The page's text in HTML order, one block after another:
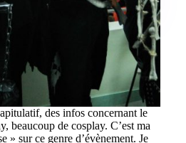
des infos concernant le
beaucoup de cosplay. C’est ma
» sur ce genre d’évènement. Je